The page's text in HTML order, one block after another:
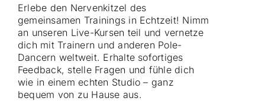
Erlebe den Nervenkitzel des
gemeinsamen Trainings in Echtzeit! Nimm
an unseren Live-Kursen teil und vernetze
dich mit Trainern und anderen Pole-
Dancern weltweit. Erhalte sofortiges
Feedback, stelle Fragen und fühle dich
wie in einem echten Studio – ganz
bequem von zu Hause aus.